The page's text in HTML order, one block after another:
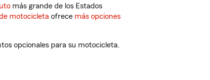
más grande de los Estados
motocicleta ofrece más opciones
opcionales para su motocicleta.